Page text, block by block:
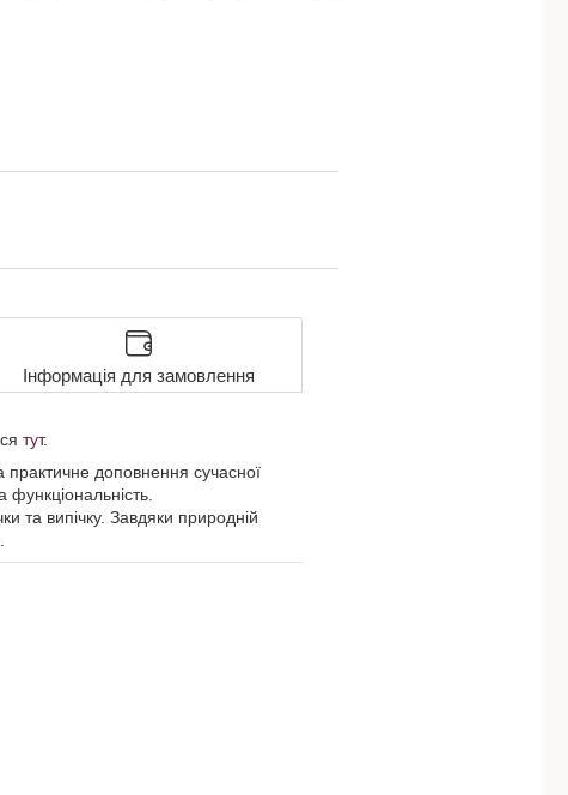
Інформація для замовлення
тут.
доповнення сучасної
функціональність.
та випічку. Завдяки природній